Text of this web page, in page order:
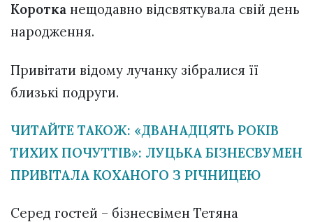
Коротка нещодавно відсвяткувала свій день
народження.
Привітати відому лучанку зібралися її
близькі подруги.
ЧИТАЙТЕ ТАКОЖ: «ДВАНАДЦЯТЬ РОКІВ
ТИХИХ ПОЧУТТІВ»: ЛУЦЬКА БІЗНЕСВУМЕН
ПРИВІТАЛА КОХАНОГО З РІЧНИЦЕЮ
Серед гостей – бізнесвімен Тетяна